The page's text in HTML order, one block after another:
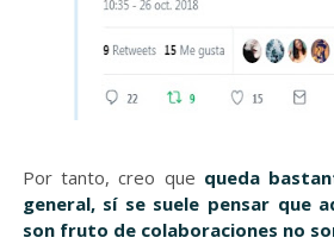
Por tanto, creo que queda
general, sí se suele pensar que
son fruto de colaboraciones no